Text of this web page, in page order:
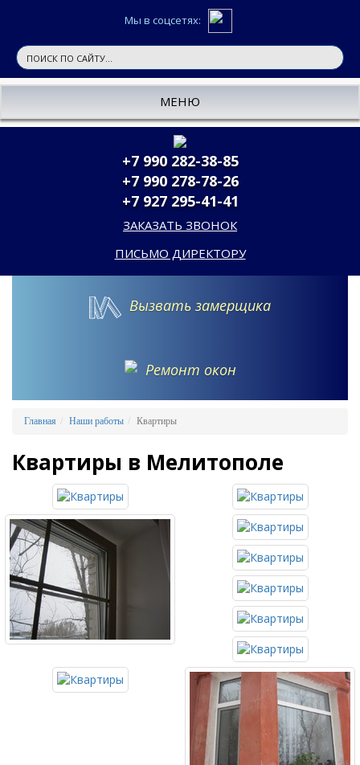
Мы в соцсетях:
МЕНЮ
+7 990 282-38-85
+7 990 278-78-26
+7 927 295-41-41
ЗАКАЗАТЬ ЗВОНОК
ПИСЬМО ДИРЕКТОРУ
Вызвать замерщика
Ремонт окон
Главная Наши работы Квартиры
Квартиры в Мелитополе